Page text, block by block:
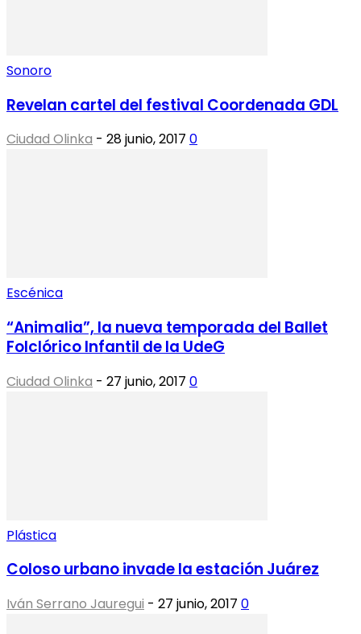
Sonoro
Revelan cartel del festival Coordenada GDL
Ciudad Olinka - 28 junio, 2017 0
Escénica
“Animalia”, la nueva temporada del Ballet
Folclórico Infantil de la UdeG
Ciudad Olinka - 27 junio, 2017 0
Plástica
Coloso urbano invade la estación Juárez
Iván Serrano Jauregui - 27 junio, 2017 0